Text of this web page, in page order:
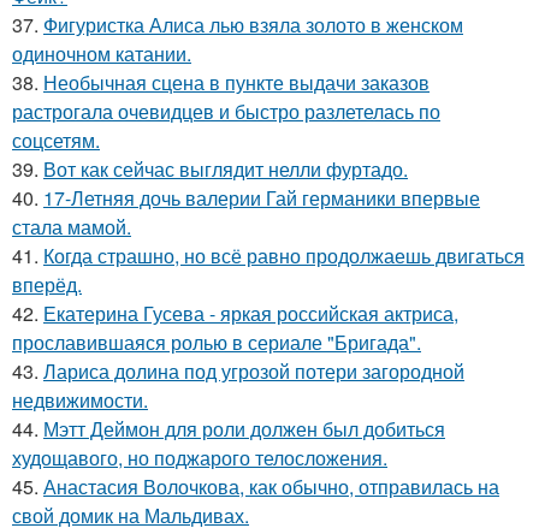
37. Фигуристка Алиса лью взяла золото в женском
одиночном катании.
38. Необычная сцена в пункте выдачи заказов
растрогала очевидцев и быстро разлетелась по
соцсетям.
39. Вот как сейчас выглядит нелли фуртадо.
40. 17-Летняя дочь валерии Гай германики впервые
стала мамой.
41. Когда страшно, но всё равно продолжаешь двигаться
вперёд.
42. Екатерина Гусева - яркая российская актриса,
прославившаяся ролью в сериале "Бригада".
43. Лариса долина под угрозой потери загородной
недвижимости.
44. Мэтт Деймон для роли должен был добиться
худощавого, но поджарого телосложения.
45. Анастасия Волочкова, как обычно, отправилась на
свой домик на Мальдивах.